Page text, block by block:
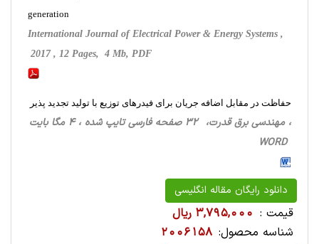
generation
International Journal of Electrical Power & Energy Systems ,
2017 , 12 Pages, 4 Mb, PDF
حفاظت در مقابل اضافه جریان برای فیدرهای توزیع با تولید تجدید پذیر
، مهندسی برق قدرت، 32 صفحه فارسی تایپ شده ، 4 مگا بایت
WORD
دانلود رایگان مقاله انگلیسی
قیمت : 3,795,000 ریال
شناسه محصول: 2006158